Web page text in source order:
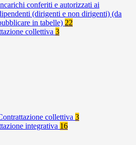
conferiti e autorizzati ai
(dirigenti e non dirigenti) (da
in tabelle) 22
collettiva 3
collettiva 3
integrativa 16